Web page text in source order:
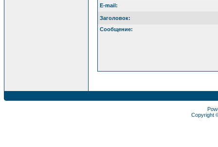
E-mail:
Заголовок:
Сообщение:
Copyright